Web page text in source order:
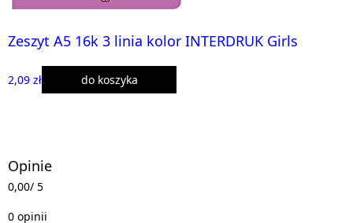
Zeszyt A5 16k 3 linia kolor INTERDRUK Girls
2,09 zł do koszyka
Opinie
0,00/ 5
0 opinii